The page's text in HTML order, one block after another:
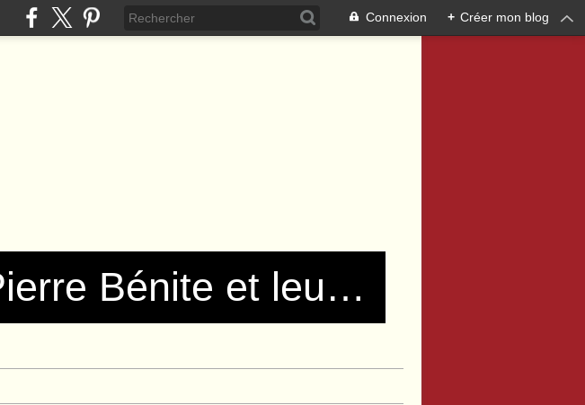
Connexion + Créer mon blog
Les communistes de Pierre Bénite et leurs amis !